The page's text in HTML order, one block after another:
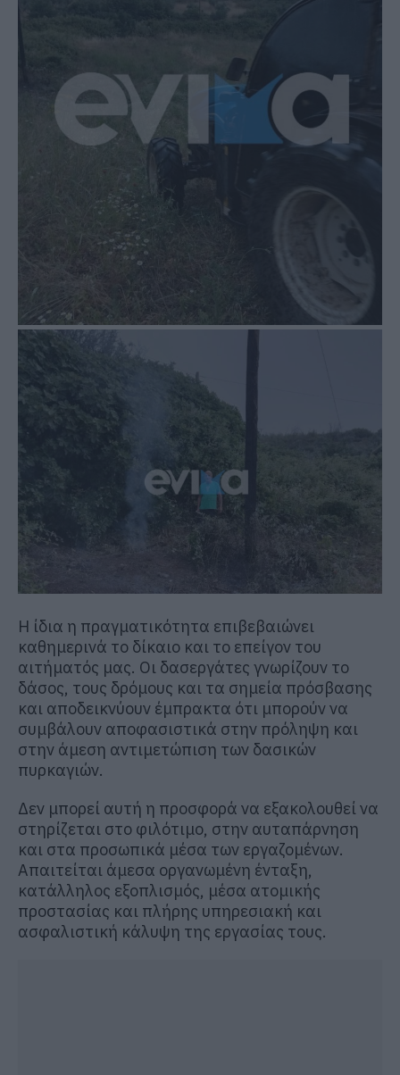
Η ίδια η πραγματικότητα επιβεβαιώνει
καθημερινά το δίκαιο και το επείγον του
αιτήματός μας. Οι δασεργάτες γνωρίζουν το
δάσος, τους δρόμους και τα σημεία πρόσβασης
και αποδεικνύουν έμπρακτα ότι μπορούν να
συμβάλουν αποφασιστικά στην πρόληψη και
στην άμεση αντιμετώπιση των δασικών
πυρκαγιών.
Δεν μπορεί αυτή η προσφορά να εξακολουθεί να
στηρίζεται στο φιλότιμο, στην αυταπάρνηση
και στα προσωπικά μέσα των εργαζομένων.
Απαιτείται άμεσα οργανωμένη ένταξη,
κατάλληλος εξοπλισμός, μέσα ατομικής
προστασίας και πλήρης υπηρεσιακή και
ασφαλιστική κάλυψη της εργασίας τους.